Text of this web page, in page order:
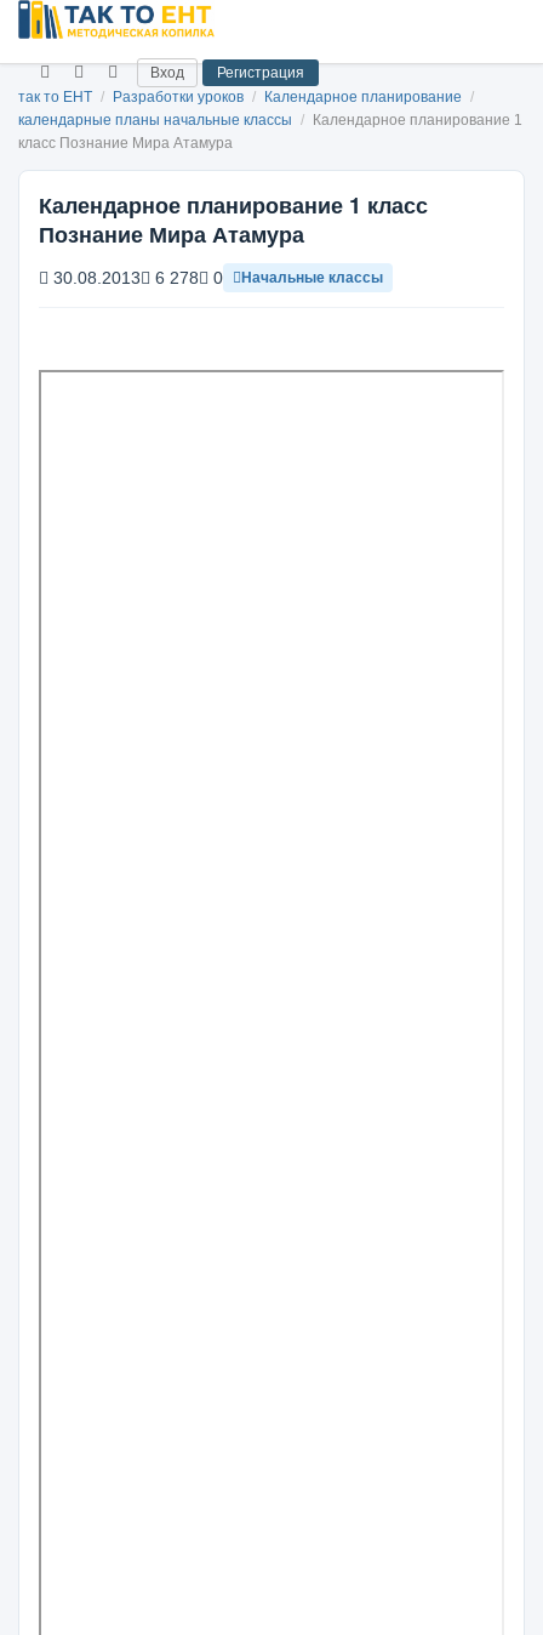
Вход
Регистрация
так то ЕНТ / Разработки уроков / Календарное планирование /
календарные планы начальные классы /
Календарное планирование 1
класс Познание Мира Атамура
Календарное планирование 1 класс
Познание Мира Атамура
30.08.2013 6 278 0 Начальные классы